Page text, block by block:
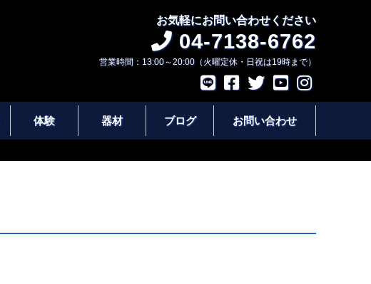
お気軽にお問い合わせください
04-7138-6762
営業時間：13:00～20:00（火曜定休・日祝は19時まで）
体験 器材 ブログ お問い合わせ